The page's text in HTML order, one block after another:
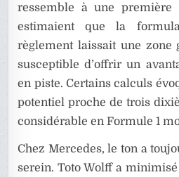
ressemble à une
estimaient que la
règlement laissait une zone
susceptible d’offrir un
en piste. Certains calculs
potentiel proche de trois
considérable en Formule 1
Chez Mercedes, le ton a
serein. Toto Wolff a